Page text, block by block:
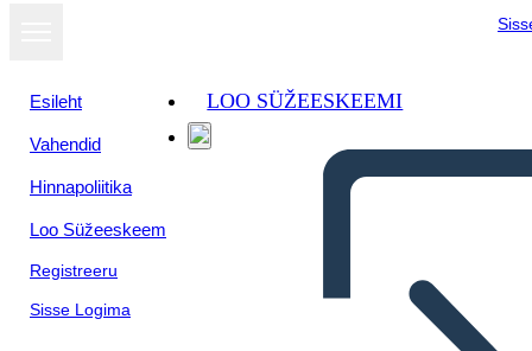
Esileht
Vahendid
Hinnapoliitika
Loo Süžeeskeem
Registreeru
Sisse Logima
LOO SÜŽEESKEEMI